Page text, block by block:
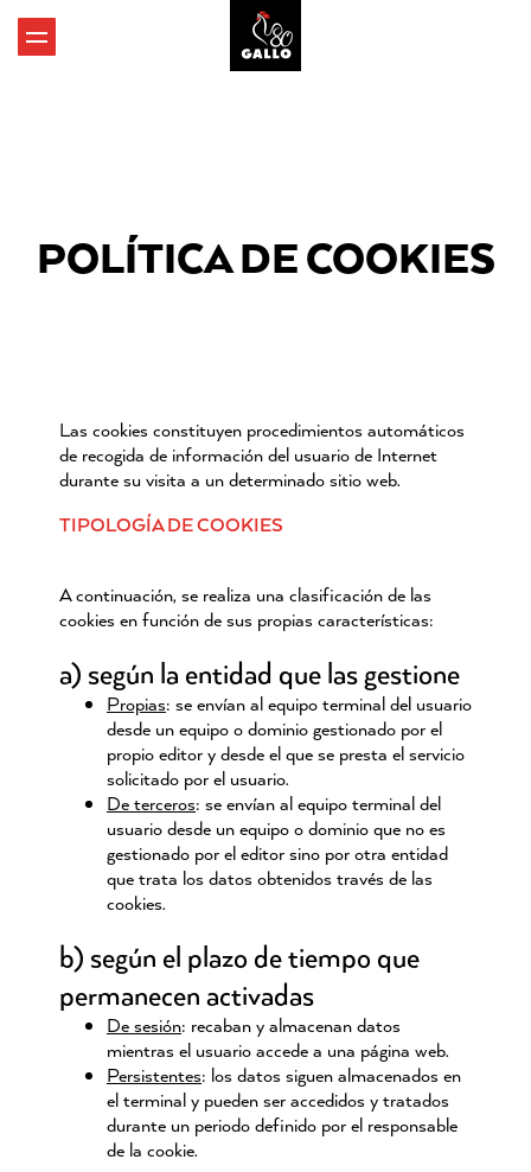
POLÍTICA DE COOKIES
Las cookies constituyen procedimientos automáticos
de recogida de información del usuario de Internet
durante su visita a un determinado sitio web.
TIPOLOGÍA DE COOKIES
A continuación, se realiza una clasificación de las
cookies en función de sus propias características:
a) según la entidad que las gestione
Propias: se envían al equipo terminal del usuario
desde un equipo o dominio gestionado por el
propio editor y desde el que se presta el servicio
solicitado por el usuario.
De terceros: se envían al equipo terminal del
usuario desde un equipo o dominio que no es
gestionado por el editor sino por otra entidad
que trata los datos obtenidos través de las
cookies.
b) según el plazo de tiempo que
permanecen activadas
De sesión: recaban y almacenan datos
mientras el usuario accede a una página web.
Persistentes: los datos siguen almacenados en
el terminal y pueden ser accedidos y tratados
durante un periodo definido por el responsable
de la cookie.